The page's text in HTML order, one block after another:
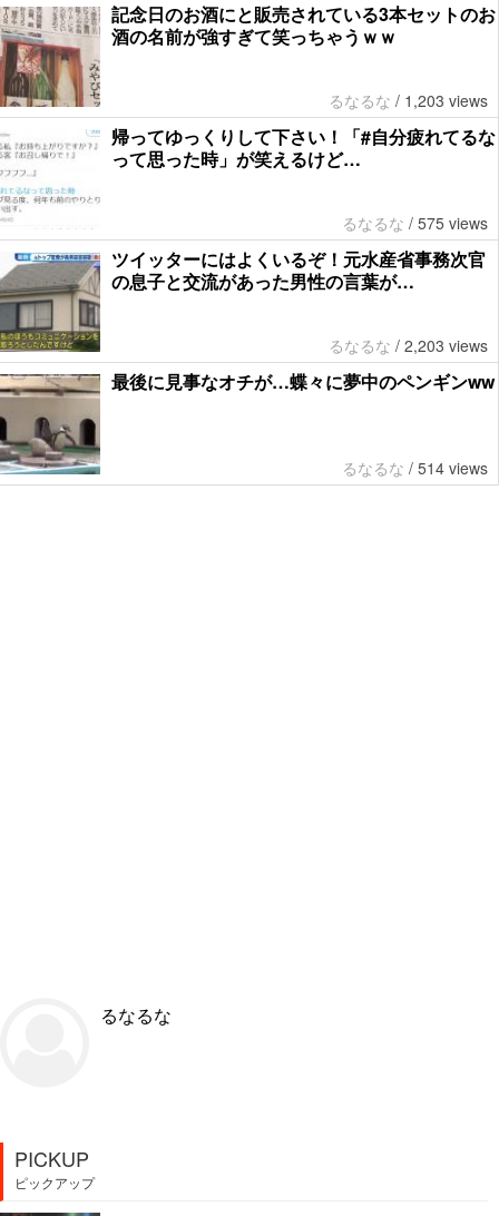
記念日のお酒にと販売されている3本セットのお
酒の名前が強すぎて笑っちゃうｗｗ
るなるな / 1,203 views
帰ってゆっくりして下さい！「#自分疲れてるな
って思った時」が笑えるけど…
るなるな / 575 views
ツイッターにはよくいるぞ！元水産省事務次官
の息子と交流があった男性の言葉が…
るなるな / 2,203 views
最後に見事なオチが…蝶々に夢中のペンギンww
るなるな / 514 views
るなるな
PICKUP
ピックアップ